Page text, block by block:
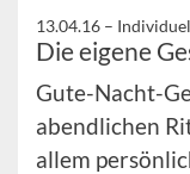
13.04.16 –
Die eigene
Gute-Nacht-
abendlichen
allem